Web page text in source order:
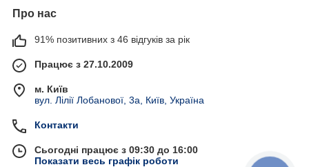
Кольорового і білого картону;
З текстурированого картону;
паперу
Ми допоможемо підібрати упаковку, яка підкреслить
ексклюзивність і якість товару в ній.
Про нас
91% позитивних з 46 відгуків за рік
Працює з 27.10.2009
м. Київ
вул. Лілії Лобанової, 3а, Київ, Україна
Контакти
Сьогодні працює з 09:30 до 16:00
Показати весь графік роботи